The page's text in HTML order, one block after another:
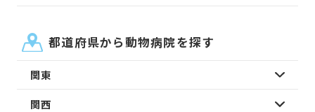
都道府県から動物病院を探す
関東
関西